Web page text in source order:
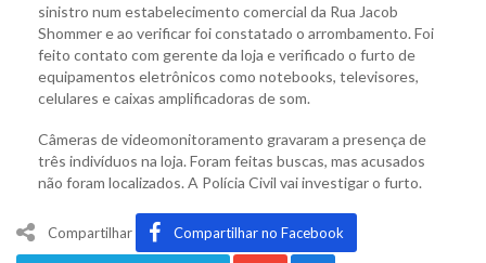
sinistro num estabelecimento comercial da Rua Jacob
Shommer e ao verificar foi constatado o arrombamento. Foi
feito contato com gerente da loja e verificado o furto de
equipamentos eletrônicos como notebooks, televisores,
celulares e caixas amplificadoras de som.
Câmeras de videomonitoramento gravaram a presença de
três indivíduos na loja. Foram feitas buscas, mas acusados
não foram localizados. A Polícia Civil vai investigar o furto.
Compartilhar Compartilhar no Facebook